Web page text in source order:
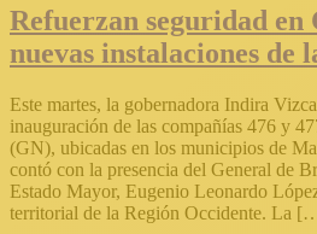
Refuerzan seguridad en
nuevas instalaciones de
Este martes, la gobernadora Indira
inauguración de las compañías 476 y
(GN), ubicadas en los municipios de
contó con la presencia del General de
Estado Mayor, Eugenio Leonardo
territorial de la Región Occidente. La